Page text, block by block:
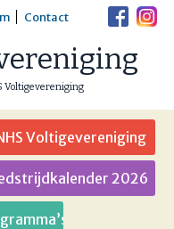
Contact
Voltigevereniging
Voltigevereniging
2026